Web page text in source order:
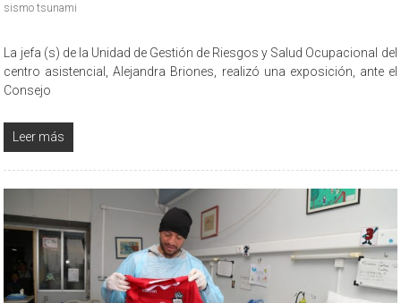
sismo tsunami
La jefa (s) de la Unidad de Gestión de Riesgos y Salud Ocupacional del
centro asistencial, Alejandra Briones, realizó una exposición, ante el
Consejo
Leer más